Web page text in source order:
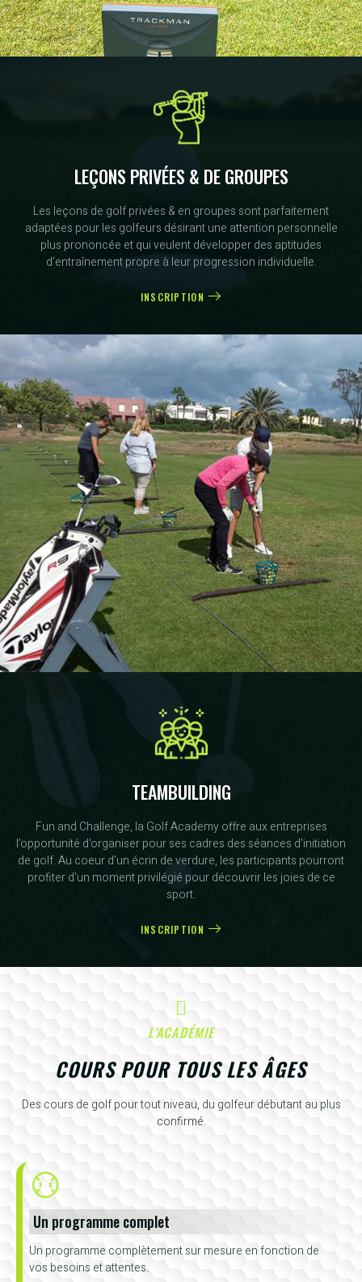
LEÇONS PRIVÉES & DE GROUPES
Les leçons de golf privées & en groupes sont parfaitement
adaptées pour les golfeurs désirant une attention personnelle
plus prononcée et qui veulent développer des aptitudes
d'entraînement propre à leur progression individuelle.
INSCRIPTION
TEAMBUILDING
Fun and Challenge, la Golf Academy offre aux entreprises
l'opportunité d'organiser pour ses cadres des séances d'initiation
de golf. Au coeur d'un écrin de verdure, les participants pourront
profiter d'un moment privilégié pour découvrir les joies de ce
sport.
INSCRIPTION
L'ACADÉMIE
COURS POUR TOUS LES ÂGES
Des cours de golf pour tout niveau, du golfeur débutant au plus
confirmé.
Un programme complet
Un programme complètement sur mesure en fonction de
vos besoins et attentes.